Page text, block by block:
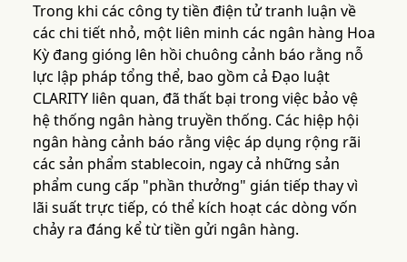
Trong khi các công ty tiền điện tử tranh luận về
các chi tiết nhỏ, một liên minh các ngân hàng Hoa
Kỳ đang gióng lên hồi chuông cảnh báo rằng nỗ
lực lập pháp tổng thể, bao gồm cả Đạo luật
CLARITY liên quan, đã thất bại trong việc bảo vệ
hệ thống ngân hàng truyền thống. Các hiệp hội
ngân hàng cảnh báo rằng việc áp dụng rộng rãi
các sản phẩm stablecoin, ngay cả những sản
phẩm cung cấp "phần thưởng" gián tiếp thay vì
lãi suất trực tiếp, có thể kích hoạt các dòng vốn
chảy ra đáng kể từ tiền gửi ngân hàng.